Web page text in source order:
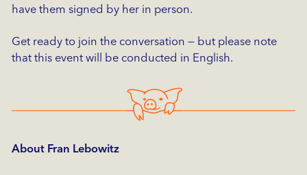
have them signed by her in person.
Get ready to join the conversation — but please note
that this event will be conducted in English.
About Fran Lebowitz